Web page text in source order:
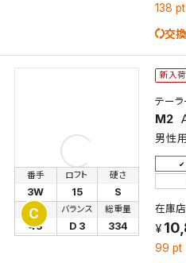
138 pt
交
C
新入荷
テーラ
M2
男性
番手
3W
ロフト
15
硬さ
S
長さ
43
バランス
D 3
総重量
334
在庫
99 pt
保存された検索条件は変
保存
キャ